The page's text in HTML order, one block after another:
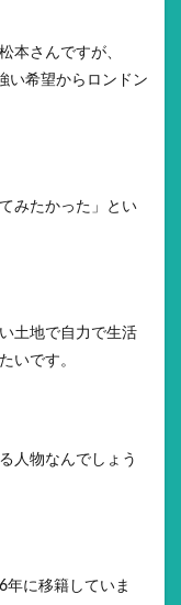
本さんですが、
い希望からロンドン
みたかった」とい
土地で自力で生活
いです。
人物なんでしょう
年に移籍していま